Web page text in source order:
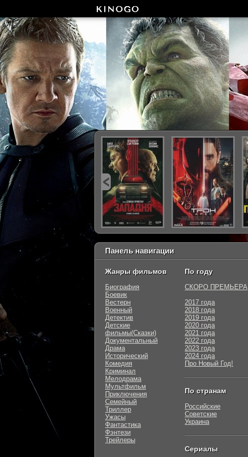
Панель навигации
Жанры фильмов
Биография
Боевик
Вестерн
Военный
Детектив
Детские
фильмы(Сказки)
Документальный
Драма
Исторический
Комедия
Криминал
Мелодрама
Мультфильм
Приключения
Семейный
Триллер
Ужасы
Фантастика
Фэнтези
Трейлеры
По году
СКОРО ПРЕМЬЕРА
2017 года
2018 года
2019 года
2020 года
2021 года
2022 года
2023 года
2024 года
Про Новый Год!
По странам
Российские
Советские
Украина
Сериалы